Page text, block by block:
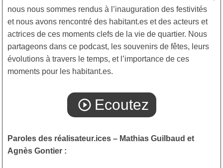
nous nous sommes rendus à l’inauguration des festivités
et nous avons rencontré des habitant.es et des acteurs et
actrices de ces moments clefs de la vie de quartier. Nous
partageons dans ce podcast, les souvenirs de fêtes, leurs
évolutions à travers le temps, et l’importance de ces
moments pour les habitant.es.
play_circle_outline Ecoutez
Paroles des réalisateur.ices – Mathias Guilbaud et
Agnès Gontier :